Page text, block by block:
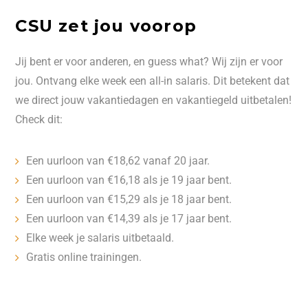
CSU zet jou voorop
Jij bent er voor anderen, en guess what? Wij zijn er voor
jou. Ontvang elke week een all-in salaris. Dit betekent dat
we direct jouw vakantiedagen en vakantiegeld uitbetalen!
Check dit:
Een uurloon van €18,62 vanaf 20 jaar.
Een uurloon van €16,18 als je 19 jaar bent.
Een uurloon van €15,29 als je 18 jaar bent.
Een uurloon van €14,39 als je 17 jaar bent.
Elke week je salaris uitbetaald.
Gratis online trainingen.